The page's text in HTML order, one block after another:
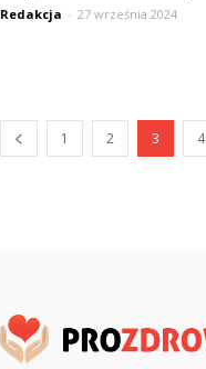
Redakcja - 27 września 2024
1 2 3 4